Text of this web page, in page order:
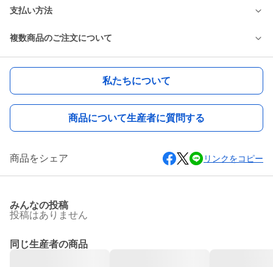
支払い方法
複数商品のご注文について
私たちについて
商品について生産者に質問する
商品をシェア リンクをコピー
みんなの投稿
投稿はありません
同じ生産者の商品